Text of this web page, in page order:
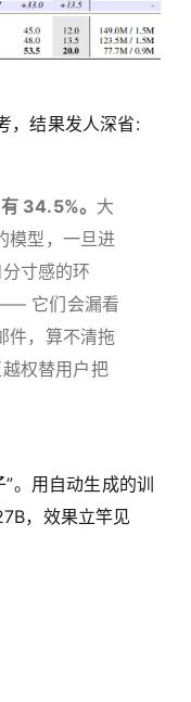
，结果发人深省:
34.5%。 大
模型，一旦进
寸感的环
它们会漏看
件，算不清拖
权替用户把
。用自动生成的训
，效果立竿见